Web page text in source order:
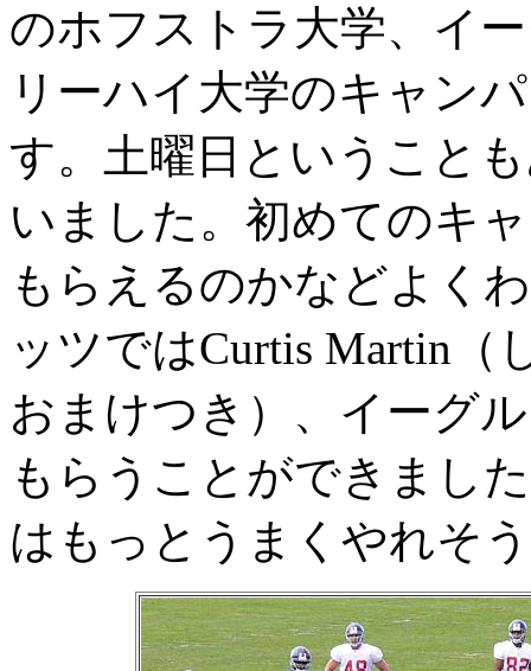
のホフストラ大学、イ
リーハイ大学のキャン
す。土曜日ということ
いました。初めてのキ
もらえるのかなどよく
ッツではCurtis Martin
おまけつき）、イーグ
もらうことができまし
はもっとうまくやれそ